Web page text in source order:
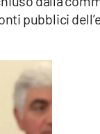
pubblici